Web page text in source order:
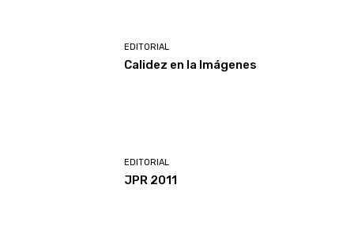
EDITORIAL
Calidez en la Imágenes
EDITORIAL
JPR 2011